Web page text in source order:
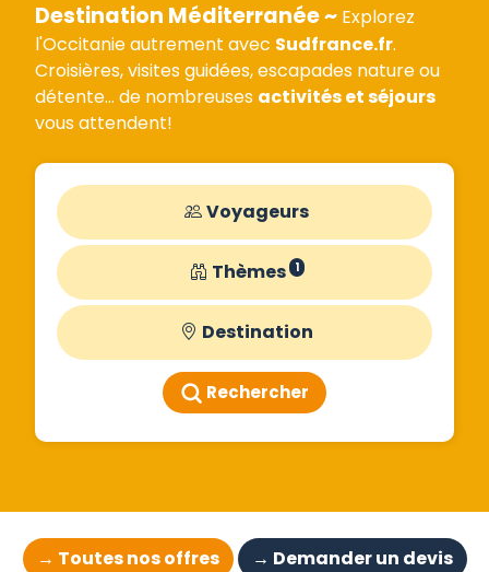
Destination Méditerranée ~ Explorez
l'Occitanie autrement avec Sudfrance.fr.
Croisières, visites guidées, escapades nature ou
détente... de nombreuses activités et séjours
vous attendent!
Voyageurs
Thèmes 1
Destination
Rechercher
→ Toutes nos offres → Demander un devis